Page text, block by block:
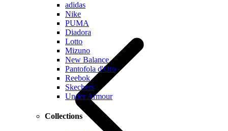
adidas
Nike
PUMA
Diadora
Lotto
Mizuno
New Balance
Pantofola d'Oro
Reebok
Skechers
Under Armour
Collections